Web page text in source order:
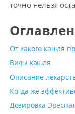
точно нельзя
От какого кашля
Виды кашля
Описание
Когда же
Дозировка